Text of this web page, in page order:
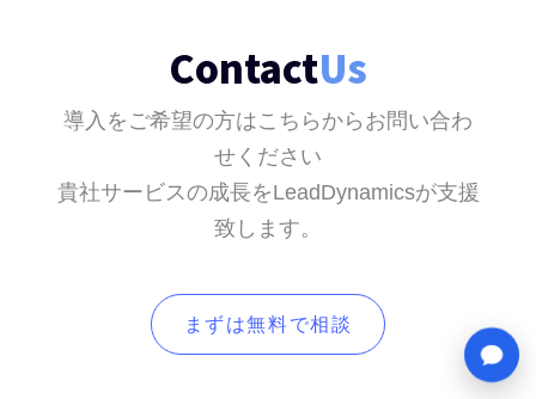
ContactUs
導入をご希望の方はこちらからお問い合わ
せください
貴社サービスの成長をLeadDynamicsが支援
致します。
まずは無料で相談